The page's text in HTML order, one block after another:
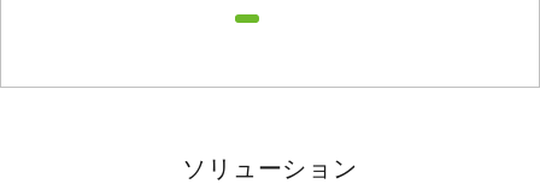
ソリューション